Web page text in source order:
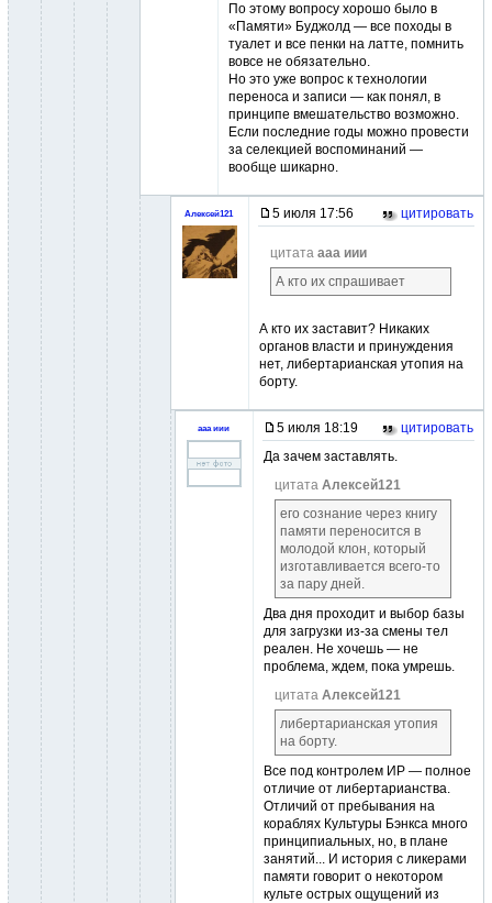
По этому вопросу хорошо было в
«Памяти» Буджолд — все походы в
туалет и все пенки на латте, помнить
вовсе не обязательно.
Но это уже вопрос к технологии
переноса и записи — как понял, в
принципе вмешательство возможно.
Если последние годы можно провести
за селекцией воспоминаний —
вообще шикарно.
Алексей121 5 июля 17:56 цитировать
цитата ааа иии
А кто их спрашивает
А кто их заставит? Никаких
органов власти и принуждения
нет, либертарианская утопия на
борту.
ааа иии 5 июля 18:19
цитировать
Да зачем заставлять.
цитата Алексей121
его сознание через книгу
памяти переносится в
молодой клон, который
изготавливается всего-то
за пару дней.
Два дня проходит и выбор базы
для загрузки из-за смены тел
реален. Не хочешь — не
проблема, ждем, пока умрешь.
цитата Алексей121
либертарианская утопия
на борту.
Все под контролем ИР — полное
отличие от либертарианства.
Отличий от пребывания на
кораблях Культуры Бэнкса много
принципиальных, но, в плане
занятий... И история с ликерами
памяти говорит о некотором
культе острых ощущений из